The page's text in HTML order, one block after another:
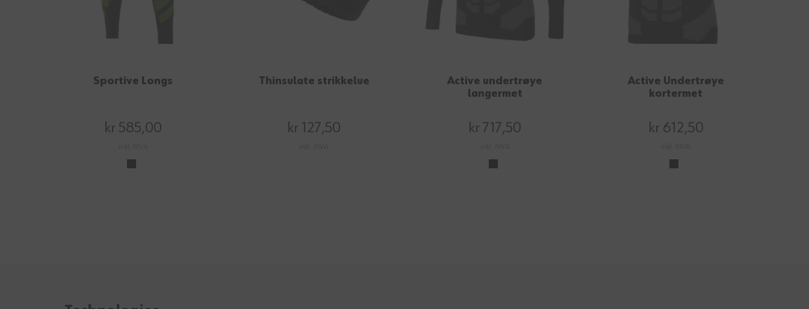
Sportive Longs
kr 585,00
Thinsulate strikkelue
kr 127,50
Active undertrøye
langermet
kr 717,50
Active Undertrøye
kortermet
kr 612,50